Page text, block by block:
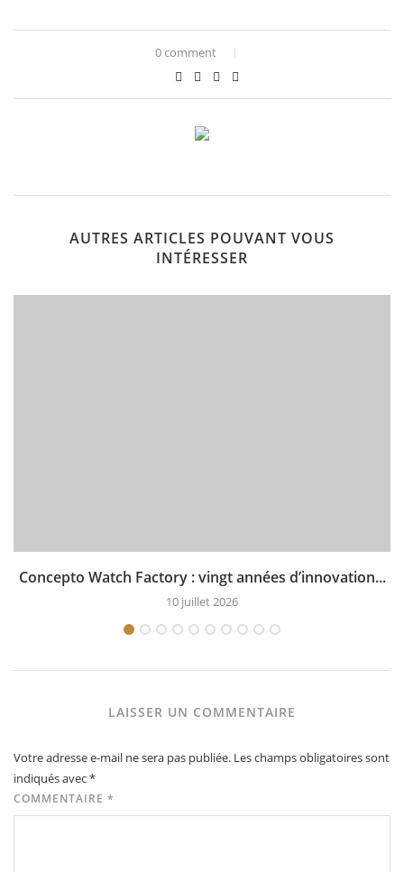
0 comment
AUTRES ARTICLES POUVANT VOUS
INTÉRESSER
Concepto Watch Factory : vingt années d’innovation...
10 juillet 2026
LAISSER UN COMMENTAIRE
Votre adresse e-mail ne sera pas publiée. Les champs obligatoires sont
indiqués avec*
COMMENTAIRE *